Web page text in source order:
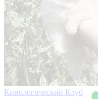
Кинологический Клуб